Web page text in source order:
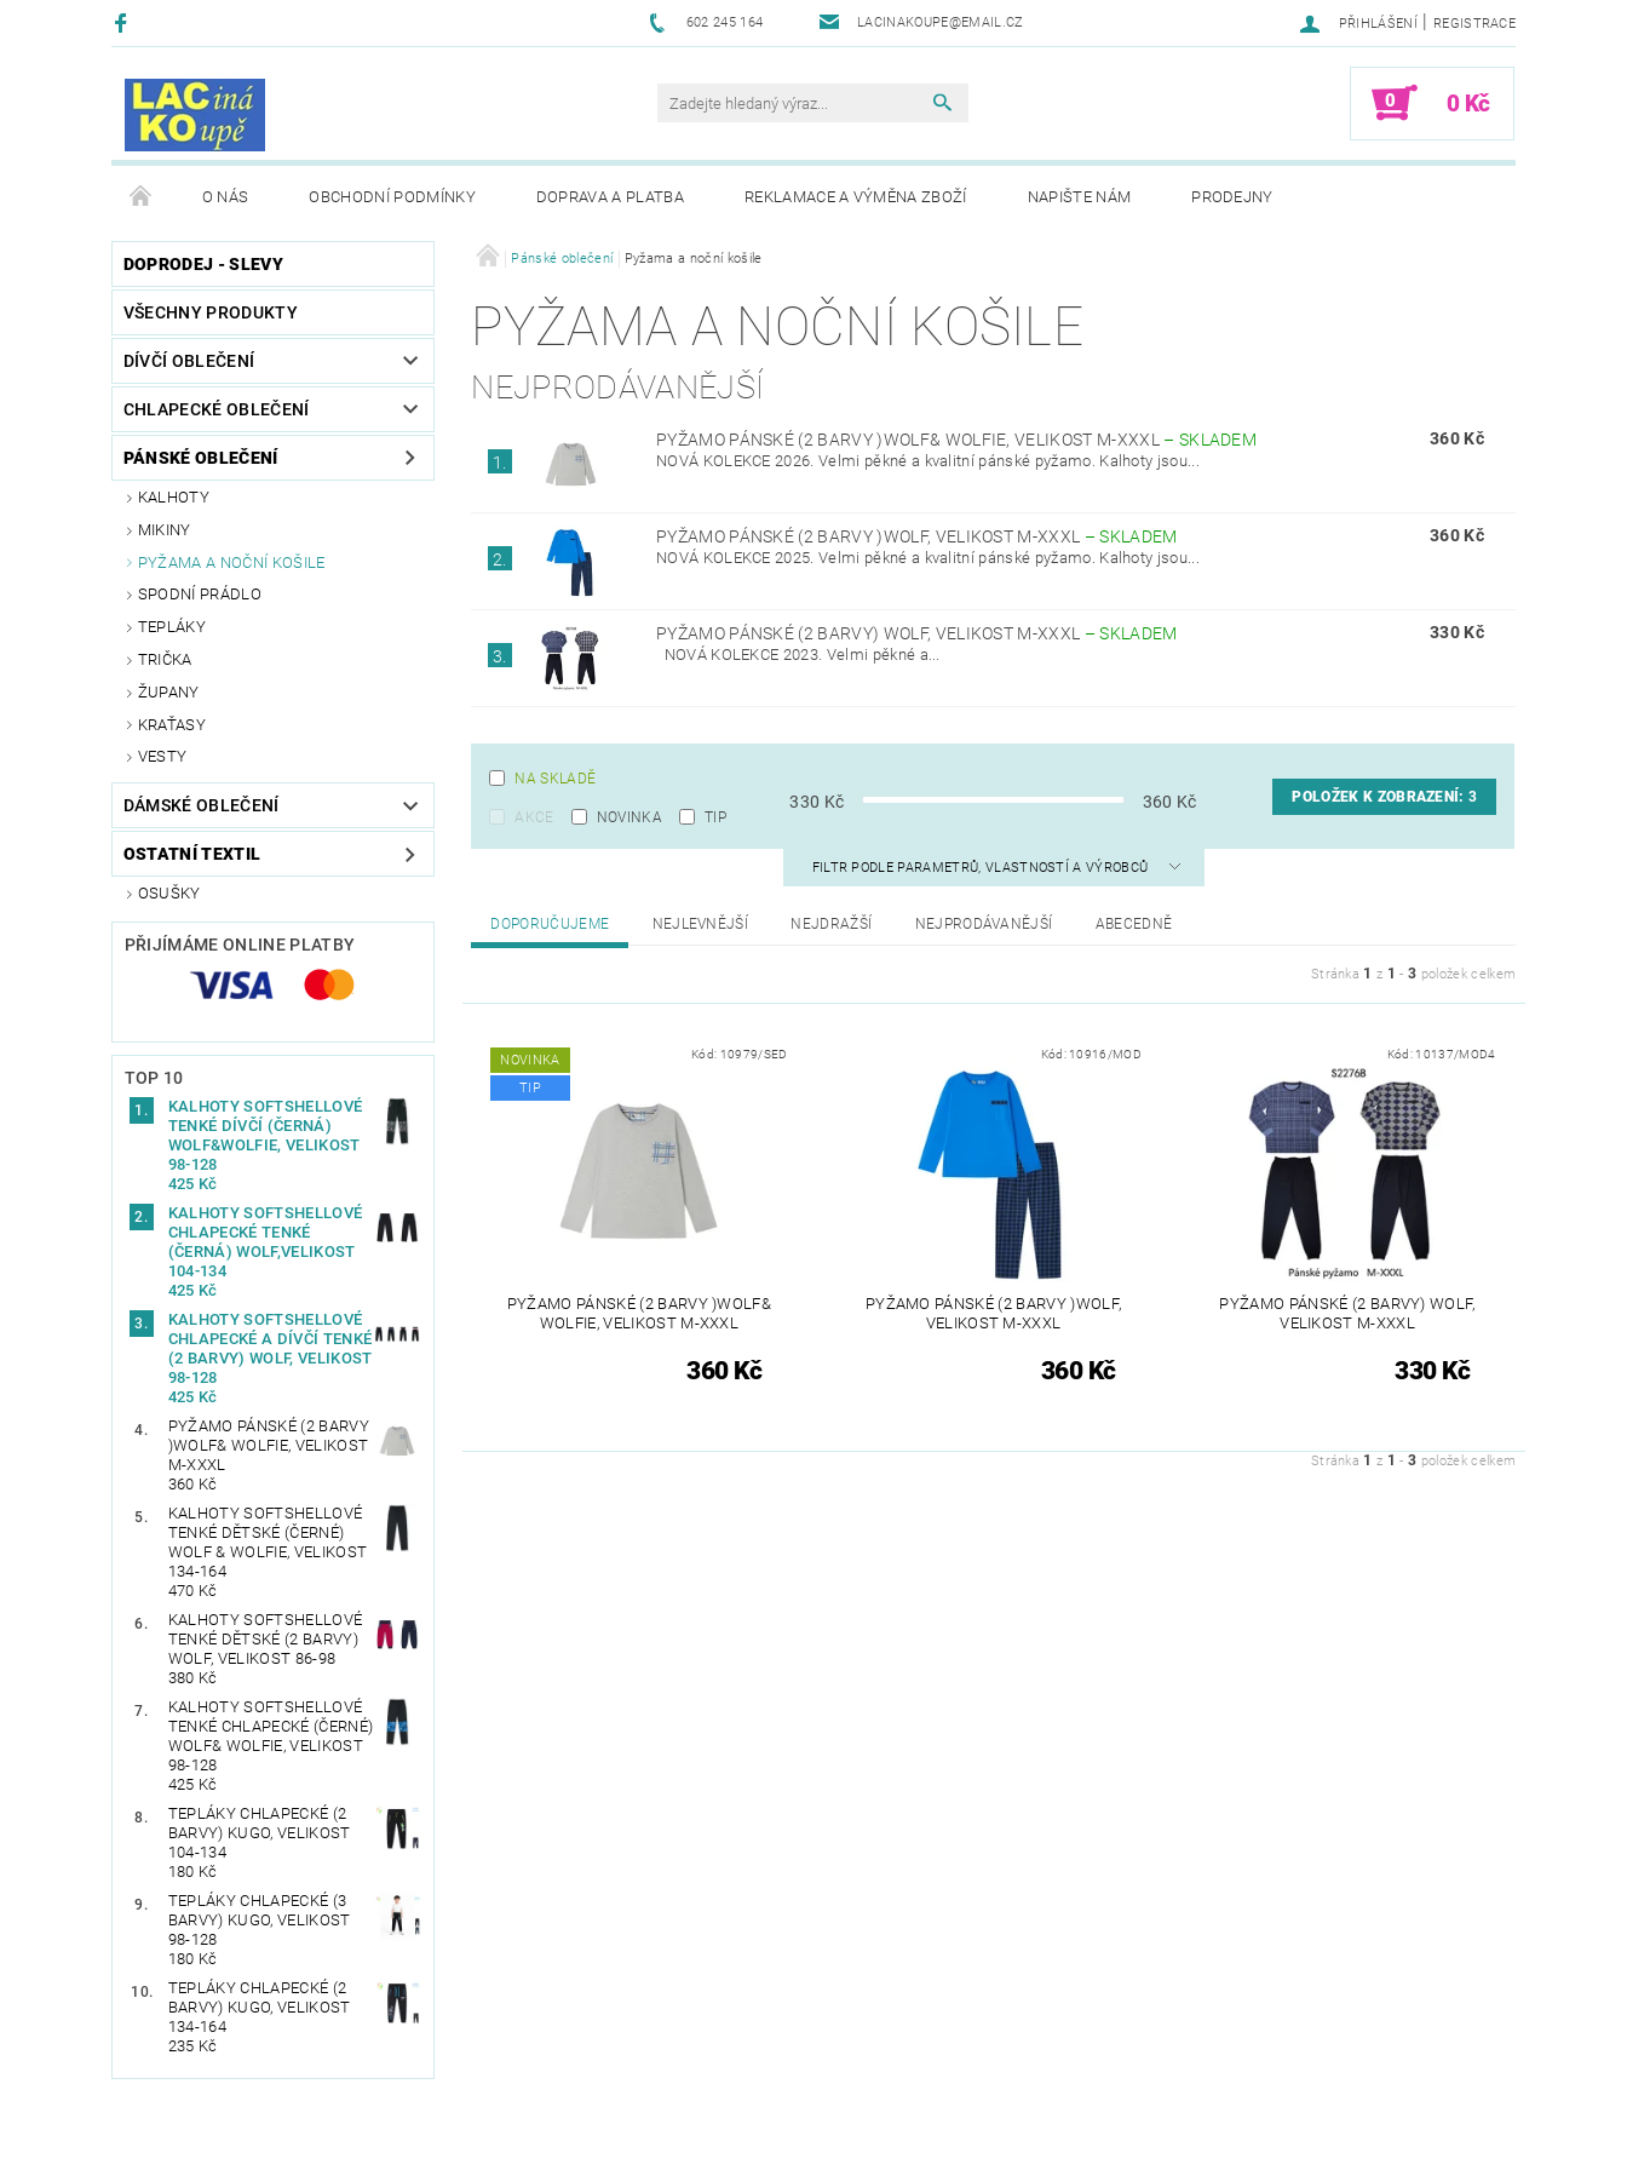
602 245 164 LACINAKOUPE@EMAIL.CZ PŘIHLÁŠENÍ | REGISTRACE
0 0 Kč
O NÁS OBCHODNÍ PODMÍNKY DOPRAVA A PLATBA REKLAMACE A VÝMĚNA ZBOŽÍ NAPIŠTE NÁM PRODEJNY
DOPRODEJ - SLEVY
VŠECHNY PRODUKTY
DÍVČÍ OBLEČENÍ
CHLAPECKÉ OBLEČENÍ
PÁNSKÉ OBLEČENÍ
KALHOTY
MIKINY
PYŽAMA A NOČNÍ KOŠILE
SPODNÍ PRÁDLO
TEPLÁKY
TRIČKA
ŽUPANY
KRAŤASY
VESTY
DÁMSKÉ OBLEČENÍ
OSTATNÍ TEXTIL
OSUŠKY
PŘIJÍMÁME ONLINE PLATBY
TOP 10
KALHOTY SOFTSHELLOVÉ
TENKÉ DÍVČÍ (ČERNÁ)
WOLF&WOLFIE, VELIKOST
98-128
425 Kč
KALHOTY SOFTSHELLOVÉ
CHLAPECKÉ TENKÉ
(ČERNÁ) WOLF,VELIKOST
104-134
425 Kč
KALHOTY SOFTSHELLOVÉ
CHLAPECKÉ A DÍVČÍ TENKÉ
(2 BARVY) WOLF, VELIKOST
98-128
425 Kč
PYŽAMO PÁNSKÉ (2 BARVY
)WOLF& WOLFIE, VELIKOST
M-XXXL
360 Kč
KALHOTY SOFTSHELLOVÉ
TENKÉ DĚTSKÉ (ČERNÉ)
WOLF & WOLFIE, VELIKOST
134-164
470 Kč
KALHOTY SOFTSHELLOVÉ
TENKÉ DĚTSKÉ (2 BARVY)
WOLF, VELIKOST 86-98
380 Kč
KALHOTY SOFTSHELLOVÉ
TENKÉ CHLAPECKÉ (ČERNÉ)
WOLF& WOLFIE, VELIKOST
98-128
425 Kč
TEPLÁKY CHLAPECKÉ (2
BARVY) KUGO, VELIKOST
104-134
180 Kč
TEPLÁKY CHLAPECKÉ (3
BARVY) KUGO, VELIKOST
98-128
180 Kč
TEPLÁKY CHLAPECKÉ (2
BARVY) KUGO, VELIKOST
134-164
235 Kč
Pánské oblečení Pyžama a noční košile
PYŽAMA A NOČNÍ KOŠILE
NEJPRODÁVANĚJŠÍ
1.
PYŽAMO PÁNSKÉ (2 BARVY )WOLF& WOLFIE, VELIKOST M-XXXL – SKLADEM
NOVÁ KOLEKCE 2026. Velmi pěkné a kvalitní pánské pyžamo. Kalhoty jsou...
360 Kč
2.
PYŽAMO PÁNSKÉ (2 BARVY )WOLF, VELIKOST M-XXXL –SKLADEM
NOVÁ KOLEKCE 2025. Velmi pěkné a kvalitní pánské pyžamo. Kalhoty jsou...
360 Kč
3.
PYŽAMO PÁNSKÉ (2 BARVY) WOLF, VELIKOST M-XXXL –SKLADEM
NOVÁ KOLEKCE 2023. Velmi pěkné a...
330 Kč
NA SKLADĚ
AKCE NOVINKA TIP
330 Kč 360 Kč POLOŽEK K ZOBRAZENÍ:3
FILTR PODLE PARAMETRŮ, VLASTNOSTÍ A VÝROBCŮ
DOPORUČUJEME NEJLEVNĚJŠÍ NEJDRAŽŠÍ NEJPRODÁVANĚJŠÍ ABECEDNĚ
Stránka 1 z 1 -3 položek celkem
NOVINKA
TIP
Kód: 10979/SED
PYŽAMO PÁNSKÉ (2 BARVY )WOLF&
WOLFIE, VELIKOST M-XXXL
360 Kč
Kód: 10916/MOD
PYŽAMO PÁNSKÉ (2 BARVY )WOLF,
VELIKOST M-XXXL
360 Kč
Kód: 10137/MOD4
PYŽAMO PÁNSKÉ (2 BARVY) WOLF,
VELIKOST M-XXXL
330 Kč
Stránka 1 z 1 -3 položek celkem